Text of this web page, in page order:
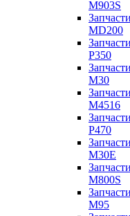
M903S
MD200
P350
M30
M4516
P470
M30E
M800S
M95